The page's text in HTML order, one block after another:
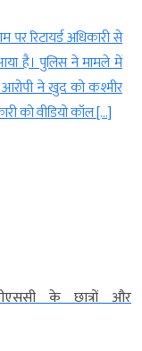
रिटायर्ड अधिकारी से
है। पुलिस ने मामले में
ने खुद को कश्मीर
को वीडियो कॉल […]
के छात्रों और